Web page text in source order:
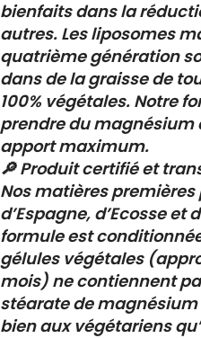
bienfaits dans la
autres. Les liposomes
quatrième génération
dans de la graisse de
100% végétales. Notre
prendre du magnésium
apport maximum.
🔎 Produit certifié et
Nos matières
d’Espagne, d’Ecosse
formule est
gélules végétales
mois) ne contiennent
stéarate de
bien aux végétariens